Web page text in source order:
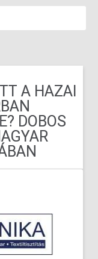
A HAZAI
DOBOS